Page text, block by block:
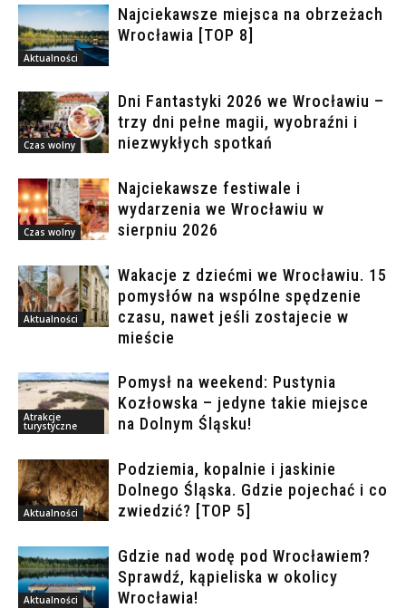
Aktualności
Najciekawsze miejsca na obrzeżach
Wrocławia [TOP 8]
Czas wolny
Dni Fantastyki 2026 we Wrocławiu –
trzy dni pełne magii, wyobraźni i
niezwykłych spotkań
Czas wolny
Najciekawsze festiwale i
wydarzenia we Wrocławiu w
sierpniu 2026
Aktualności
Wakacje z dziećmi we Wrocławiu. 15
pomysłów na wspólne spędzenie
czasu, nawet jeśli zostajecie w
mieście
Atrakcje
turystyczne
Pomysł na weekend: Pustynia
Kozłowska – jedyne takie miejsce
na Dolnym Śląsku!
Aktualności
Podziemia, kopalnie i jaskinie
Dolnego Śląska. Gdzie pojechać i co
zwiedzić? [TOP 5]
Aktualności
Gdzie nad wodę pod Wrocławiem?
Sprawdź, kąpieliska w okolicy
Wrocławia!